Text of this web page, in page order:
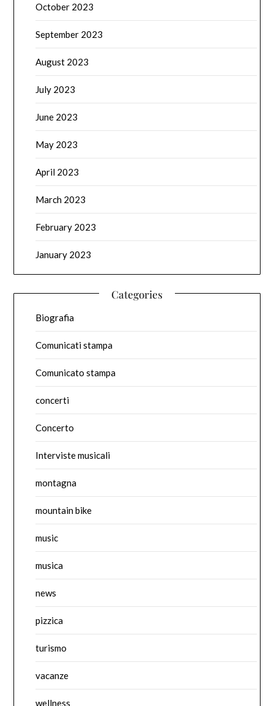
October 2023
September 2023
August 2023
July 2023
June 2023
May 2023
April 2023
March 2023
February 2023
January 2023
Categories
Biografia
Comunicati stampa
Comunicato stampa
concerti
Concerto
Interviste musicali
montagna
mountain bike
music
musica
news
pizzica
turismo
vacanze
wellness